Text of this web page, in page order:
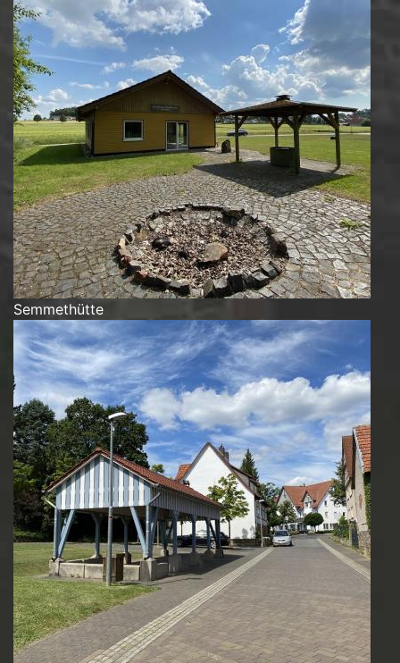
Semmethütte